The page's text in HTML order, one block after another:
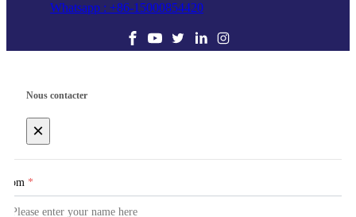
Whatsapp : +86-15000854420
Nous contacter
×
Nom *